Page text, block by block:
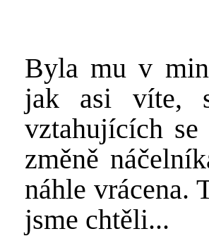
Byla mu v
jak asi víte, s
vztahujících
změně
náhle vrácena.
jsme chtěli...